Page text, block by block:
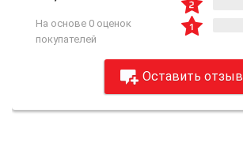
На основе 0 оценок
покупателей
Оставить отзыв